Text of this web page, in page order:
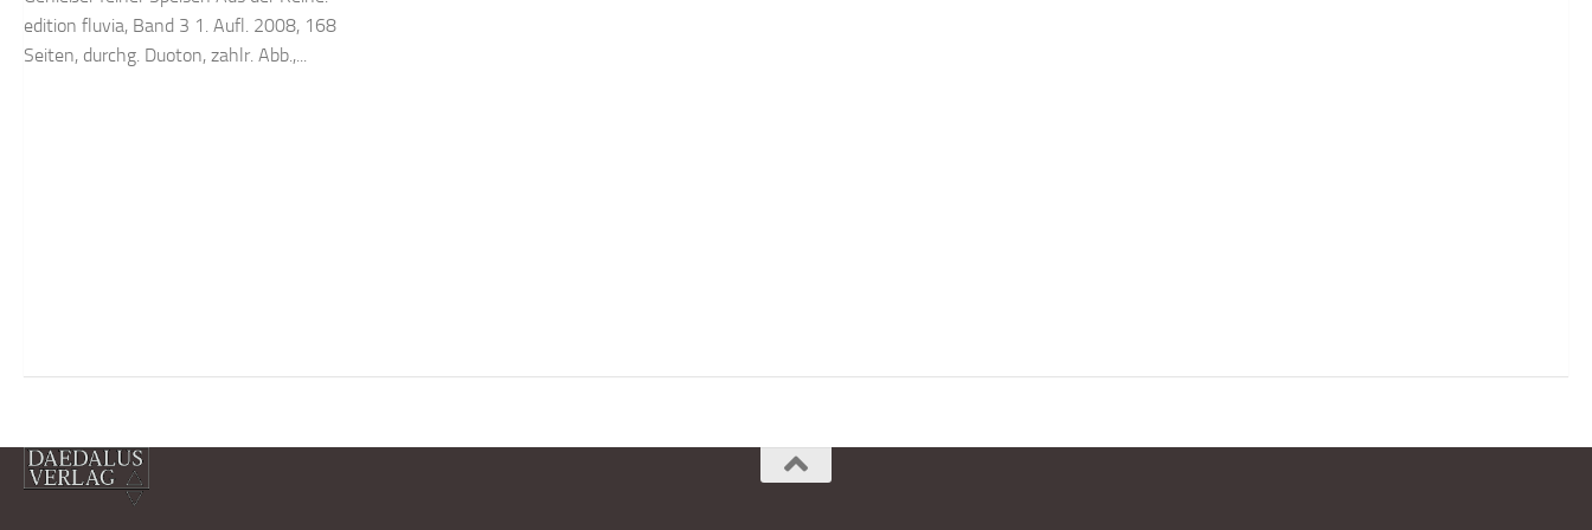
edition fluvia, Band 3 1. Aufl. 2008, 168
Seiten, durchg. Duoton, zahlr. Abb.,...